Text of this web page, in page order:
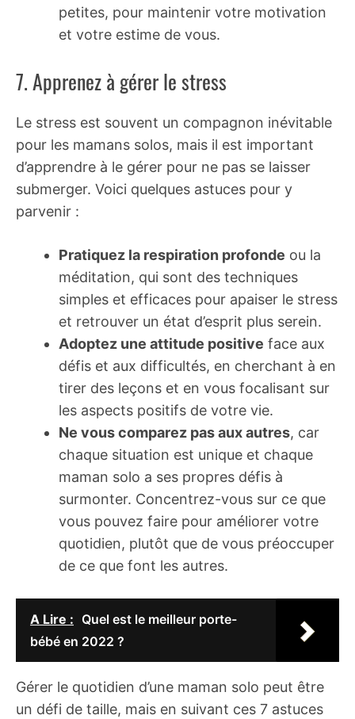
petites, pour maintenir votre motivation
et votre estime de vous.
7. Apprenez à gérer le stress
Le stress est souvent un compagnon inévitable
pour les mamans solos, mais il est important
d’apprendre à le gérer pour ne pas se laisser
submerger. Voici quelques astuces pour y
parvenir :
Pratiquez la respiration profonde ou la
méditation, qui sont des techniques
simples et efficaces pour apaiser le stress
et retrouver un état d’esprit plus serein.
Adoptez une attitude positive face aux
défis et aux difficultés, en cherchant à en
tirer des leçons et en vous focalisant sur
les aspects positifs de votre vie.
Ne vous comparez pas aux autres, car
chaque situation est unique et chaque
maman solo a ses propres défis à
surmonter. Concentrez-vous sur ce que
vous pouvez faire pour améliorer votre
quotidien, plutôt que de vous préoccuper
de ce que font les autres.
A Lire : Quel est le meilleur porte-
bébé en 2022 ?
Gérer le quotidien d’une maman solo peut être
un défi de taille, mais en suivant ces 7 astuces